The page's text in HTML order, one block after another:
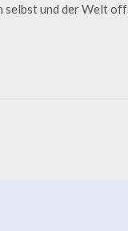
selbst und der Welt